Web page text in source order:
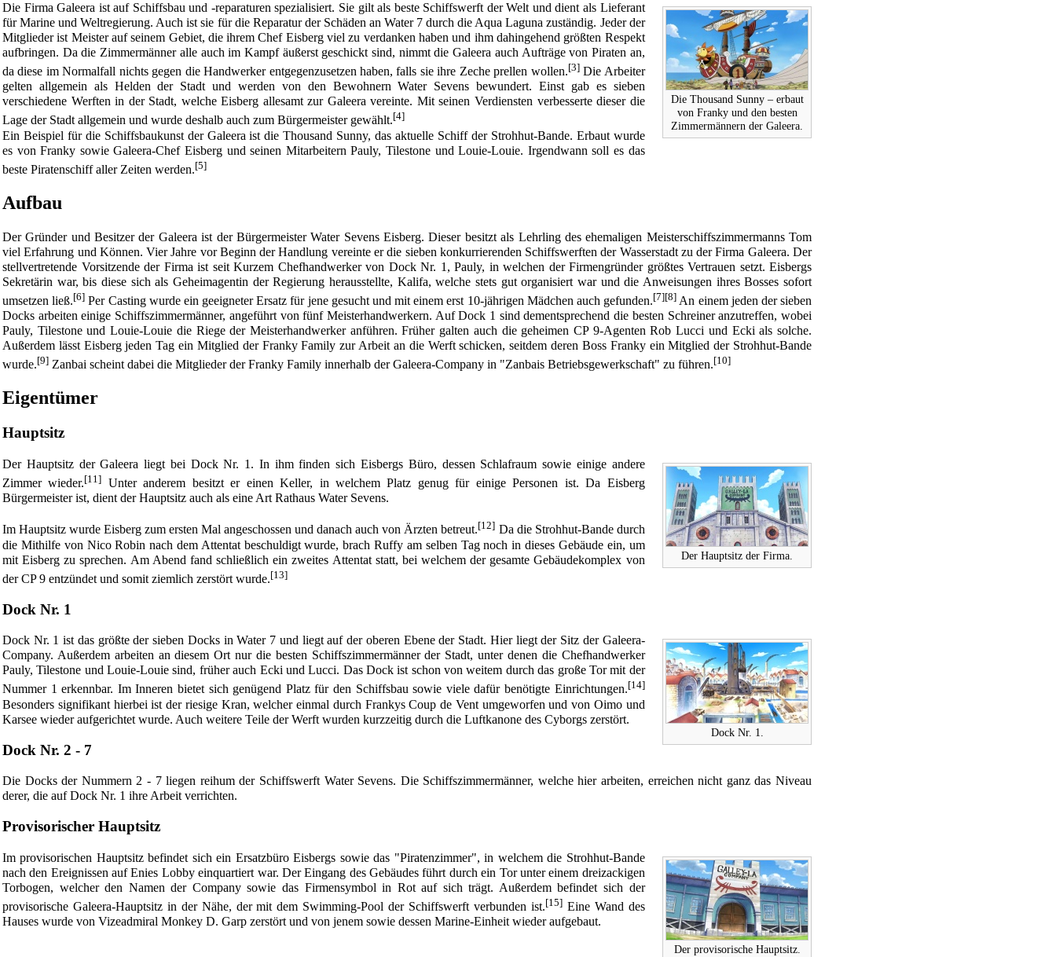
Die Thousand Sunny – erbaut
von Franky und den besten
Zimmermännern der Galeera.
Die Firma Galeera ist auf Schiffsbau und -reparaturen spezialisiert. Sie gilt als beste Schiffswerft der Welt und dient als Lieferant
für Marine und Weltregierung. Auch ist sie für die Reparatur der Schäden an Water 7 durch die Aqua Laguna zuständig. Jeder der
Mitglieder ist Meister auf seinem Gebiet, die ihrem Chef Eisberg viel zu verdanken haben und ihm dahingehend größten Respekt
aufbringen. Da die Zimmermänner alle auch im Kampf äußerst geschickt sind, nimmt die Galeera auch Aufträge von Piraten an,
da diese im Normalfall nichts gegen die Handwerker entgegenzusetzen haben, falls sie ihre Zeche prellen wollen.[3]Die Arbeiter
gelten allgemein als Helden der Stadt und werden von den Bewohnern Water Sevens bewundert. Einst gab es sieben
verschiedene Werften in der Stadt, welche Eisberg allesamt zur Galeera vereinte. Mit seinen Verdiensten verbesserte dieser die
Lage der Stadt allgemein und wurde deshalb auch zum Bürgermeister gewählt.[4]
Ein Beispiel für die Schiffsbaukunst der Galeera ist dieThousand Sunny, das aktuelle Schiff der Strohhut-Bande. Erbaut wurde
es vonFranky sowie Galeera-Chef Eisberg und seinen Mitarbeitern Pauly,Tilestone undLouie-Louie. Irgendwann soll es das
beste Piratenschiff aller Zeiten werden.[5]
Aufbau
Der Gründer und Besitzer der Galeera ist der Bürgermeister Water Sevens Eisberg. Dieser besitzt als Lehrling des ehemaligen Meisterschiffszimmermanns Tom
viel Erfahrung und Können. Vier Jahre vor Beginn der Handlung vereinte er die sieben konkurrierenden Schiffswerften der Wasserstadt zu der Firma Galeera. Der
stellvertretende Vorsitzende der Firma ist seit Kurzem Chefhandwerker von Dock Nr. 1, Pauly, in welchen der Firmengründer größtes Vertrauen setzt. Eisbergs
Sekretärin war, bis diese sich als Geheimagentin der Regierung herausstellte, Kalifa, welche stets gut organisiert war und die Anweisungen ihres Bosses sofort
umsetzen ließ.[6] Per Casting wurde ein geeigneter Ersatz für jene gesucht und mit einem erst 10-jährigen Mädchen auch gefunden.[7][8] An einem jeden der sieben
Docks arbeiten einige Schiffszimmermänner, angeführt von fünf Meisterhandwerkern. Auf Dock 1 sind dementsprechend die besten Schreiner anzutreffen, wobei
Pauly, Tilestone und Louie-Louie die Riege der Meisterhandwerker anführen. Früher galten auch die geheimen CP 9-AgentenRob Lucci und Ecki als solche.
Außerdem lässt Eisberg jeden Tag ein Mitglied der Franky Family zur Arbeit an die Werft schicken, seitdem deren Boss Franky ein Mitglied der Strohhut-Bande
wurde.[9] Zanbai scheint dabei die Mitglieder der Franky Family innerhalb der Galeera-Company in "Zanbais Betriebsgewerkschaft" zu führen.[10]
Eigentümer
Hauptsitz
Der Hauptsitz der Firma.
Der Hauptsitz der Galeera liegt bei Dock Nr. 1. In ihm finden sich Eisbergs Büro, dessen Schlafraum sowie einige andere
Zimmer wieder.[11] Unter anderem besitzt er einen Keller, in welchem Platz genug für einige Personen ist. Da Eisberg
Bürgermeister ist, dient der Hauptsitz auch als eine Art Rathaus Water Sevens.
Im Hauptsitz wurde Eisberg zum ersten Mal angeschossen und danach auch von Ärzten betreut.[12] Da die Strohhut-Bande durch
die Mithilfe von Nico Robin nach dem Attentat beschuldigt wurde, brachRuffy am selben Tag noch in dieses Gebäude ein, um
mit Eisberg zu sprechen. Am Abend fand schließlich ein zweites Attentat statt, bei welchem der gesamte Gebäudekomplex von
der CP 9 entzündet und somit ziemlich zerstört wurde.[13]
Dock Nr. 1
Dock Nr. 1.
Dock Nr. 1 ist das größte der sieben Docks in Water 7 und liegt auf der oberen Ebene der Stadt. Hier liegt der Sitz der Galeera-
Company. Außerdem arbeiten an diesem Ort nur die besten Schiffszimmermänner der Stadt, unter denen die Chefhandwerker
Pauly, Tilestone und Louie-Louie sind, früher auch Ecki und Lucci. Das Dock ist schon von weitem durch das große Tor mit der
Nummer 1 erkennbar. Im Inneren bietet sich genügend Platz für den Schiffsbau sowie viele dafür benötigte Einrichtungen.[14]
Besonders signifikant hierbei ist der riesige Kran, welcher einmal durch FrankysCoup de Ventumgeworfen und von Oimound
Karsee wieder aufgerichtet wurde. Auch weitere Teile der Werft wurden kurzzeitig durch die Luftkanone des Cyborgs zerstört.
Dock Nr. 2 - 7
Die Docks der Nummern 2 - 7 liegen reihum der Schiffswerft Water Sevens. Die Schiffszimmermänner, welche hier arbeiten, erreichen nicht ganz das Niveau
derer, die auf Dock Nr. 1 ihre Arbeit verrichten.
Provisorischer Hauptsitz
Der provisorische Hauptsitz.
Im provisorischen Hauptsitz befindet sich ein Ersatzbüro Eisbergs sowie das "Piratenzimmer", in welchem die Strohhut-Bande
nach den Ereignissen aufEnies Lobbyeinquartiert war. Der Eingang des Gebäudes führt durch ein Tor unter einem dreizackigen
Torbogen, welcher den Namen der Company sowie das Firmensymbol in Rot auf sich trägt. Außerdem befindet sich der
provisorische Galeera-Hauptsitz in der Nähe, der mit dem Swimming-Pool der Schiffswerft verbunden ist.[15]Eine Wand des
Hauses wurde von Vizeadmiral Monkey D. Garp zerstört und von jenem sowie dessen Marine-Einheit wieder aufgebaut.